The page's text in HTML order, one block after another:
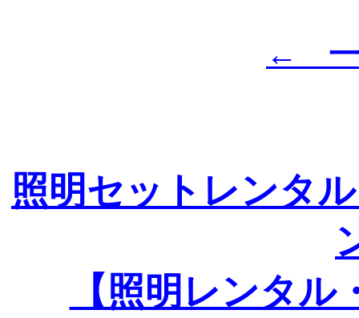
← 一
照明セットレンタ
【照明レンタ